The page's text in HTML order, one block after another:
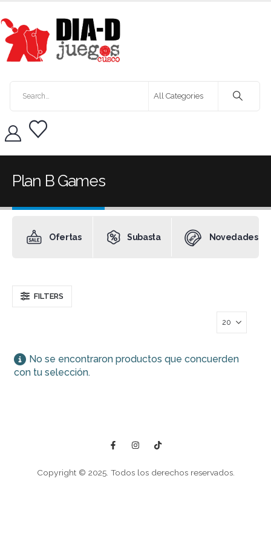
Plan B Games
Ofertas Subasta Novedades
FILTERS
No se encontraron productos que concuerden
con tu selección.
Copyright © 2025. Todos los derechos reservados.